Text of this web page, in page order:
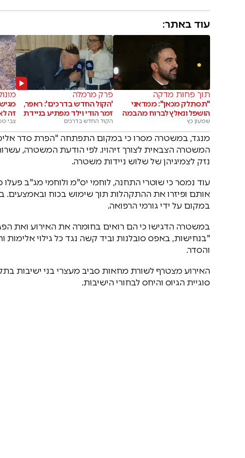
עוד באתר:
תוך פחות מדקה
"תסתלק מכאן": ממדאני
הושפל ונאלץ לברוח מהבמה
שמעון כץ
פרק מרמלה
'הקול החדש בדרכים': ראפר,
זמר הודי וילד מפתיע בניידת
הקול החדש בדרכים
זה
צבי
מנגד, במשטרה מסרו כי במקום התפתחה "הפרת סדר
המשטרה הצבאית לצורך זיהויו. לפי הודעת המשטרה,
נזק לצמיגיהן של שלוש ניידות משטרה.
עוד נמסר כי שוטרי התחנה, לוחמי יס"מ ולוחמי מג"ב
אותם ופיזרו את ההתקהלות תוך שימוש בכוח ובאמצעים.
במקום על ידי גורמי הרפואה.
במשטרה הדגישו כי הם רואים בחומרה את האירוע ואת
"בנחישות, באפס סובלנות וביד קשה נגד כל גילוי
והסדר.
האירוע מצטרף לשורת מחאות סביב מעצרי בני ישיבות
סוגיית הגיוס והיחס לבחורי הישיבות.